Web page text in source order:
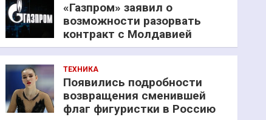
«Газпром» заявил о
возможности разорвать
контракт с Молдавией
ТЕХНИКА
Появились подробности
возвращения сменившей
флаг фигуристки в Россию